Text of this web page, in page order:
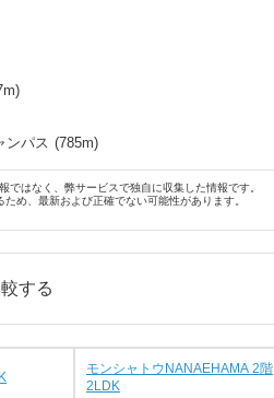
m)
ンパス (785m)
はなく、弊サービスで独自に収集した情報です。
め、最新および正確でない可能性があります。
する
モンシャトウNANAEHAMA 2階
2LDK